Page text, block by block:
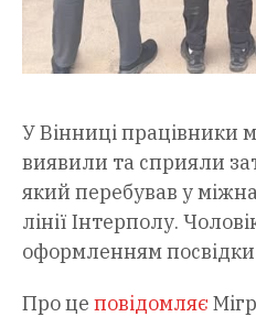
У Вінниці працівники
виявили та сприяли
який перебував у
лінії Інтерполу.
оформленням
Про це повідомляє